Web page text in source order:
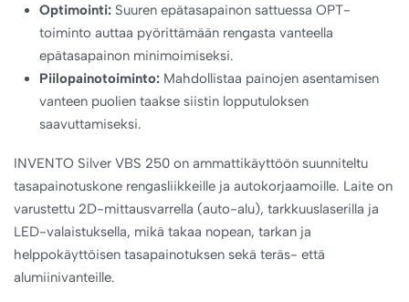
Optimointi: Suuren epätasapainon sattuessa OPT-
toiminto auttaa pyörittämään rengasta vanteella
epätasapainon minimoimiseksi.
Piilopainotoiminto: Mahdollistaa painojen asentamisen
vanteen puolien taakse siistin lopputuloksen
saavuttamiseksi.
INVENTO Silver VBS 250 on ammattikäyttöön suunniteltu
tasapainotuskone rengasliikkeille ja autokorjaamoille. Laite on
varustettu 2D-mittausvarrella (auto-alu), tarkkuuslaserilla ja
LED-valaistuksella, mikä takaa nopean, tarkan ja
helppokäyttöisen tasapainotuksen sekä teräs- että
alumiinivanteille.